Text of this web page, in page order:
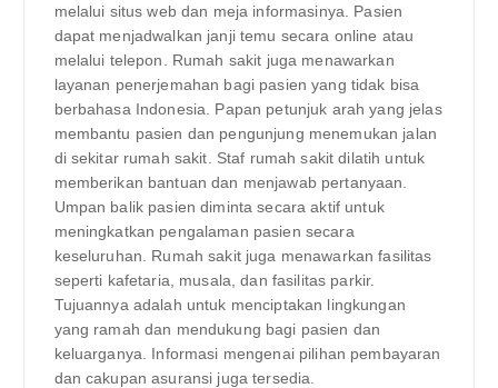
melalui situs web dan meja informasinya. Pasien
dapat menjadwalkan janji temu secara online atau
melalui telepon. Rumah sakit juga menawarkan
layanan penerjemahan bagi pasien yang tidak bisa
berbahasa Indonesia. Papan petunjuk arah yang jelas
membantu pasien dan pengunjung menemukan jalan
di sekitar rumah sakit. Staf rumah sakit dilatih untuk
memberikan bantuan dan menjawab pertanyaan.
Umpan balik pasien diminta secara aktif untuk
meningkatkan pengalaman pasien secara
keseluruhan. Rumah sakit juga menawarkan fasilitas
seperti kafetaria, musala, dan fasilitas parkir.
Tujuannya adalah untuk menciptakan lingkungan
yang ramah dan mendukung bagi pasien dan
keluarganya. Informasi mengenai pilihan pembayaran
dan cakupan asuransi juga tersedia.